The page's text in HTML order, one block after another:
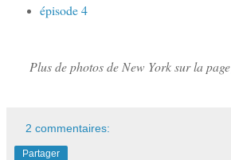
épisode 4
Plus de photos de New York sur la page
2 commentaires:
Partager